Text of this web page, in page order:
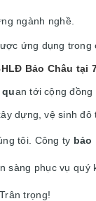
ngành nghề.
ứng dụng trong
Bảo Châu tại
quan tới cộng đồng
dựng, vệ sinh đô
tôi. Công ty bảo
sàng phục vụ quý
trọng!